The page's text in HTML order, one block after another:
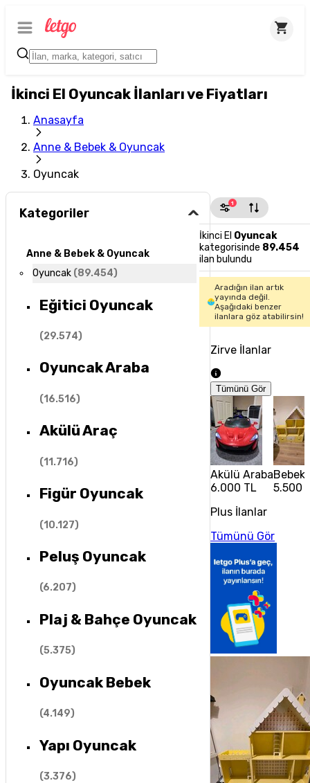
İkinci El Oyuncak İlanları ve Fiyatları
Anasayfa
Anne & Bebek & Oyuncak
Oyuncak
Kategoriler
Anne & Bebek & Oyuncak
Oyuncak (89.454)
Eğitici Oyuncak
(29.574)
Oyuncak Araba
(16.516)
Akülü Araç
(11.716)
Figür Oyuncak
(10.127)
Peluş Oyuncak
(6.207)
Plaj & Bahçe Oyuncak
(5.375)
Oyuncak Bebek
(4.149)
Yapı Oyuncak
(3.376)
1
İkinci El Oyuncak
kategorisinde 89.454
ilan bulundu
Aradığın ilan artık
yayında değil.
Aşağıdaki benzer
ilanlara göz atabilirsin!
Zirve İlanlar
Tümünü Gör
Akülü Araba
6.000 TL
Bebek
5.500
Plus İlanlar
Tümünü Gör